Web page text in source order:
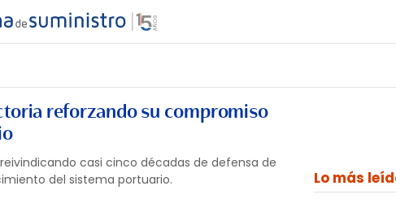
MARÍTIMO INTERMODAL PROTAGONISTAS
SEMANALES
reforzando su compromiso
casi cinco décadas de defensa de
del sistema portuario.
Lo más